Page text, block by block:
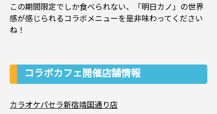
この期間限定でしか食べられない、「明日カノ」の世界
感が感じられるコラボメニューを是非味わってください
ね！
コラボカフェ開催店舗情報
カラオケパセラ新宿靖国通り店